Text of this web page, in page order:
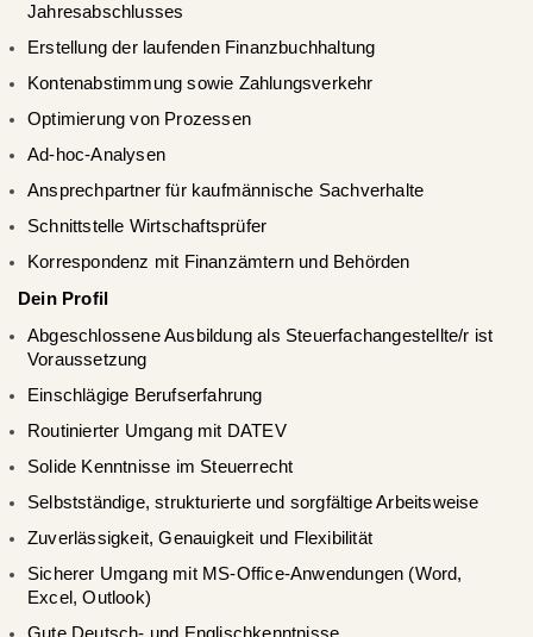
Jahresabschlusses
Erstellung der laufenden Finanzbuchhaltung
Kontenabstimmung sowie Zahlungsverkehr
Optimierung von Prozessen
Ad-hoc-Analysen
Ansprechpartner für kaufmännische Sachverhalte
Schnittstelle Wirtschaftsprüfer
Korrespondenz mit Finanzämtern und Behörden
Dein Profil
Abgeschlossene Ausbildung als Steuerfachangestellte/r ist
Voraussetzung
Einschlägige Berufserfahrung
Routinierter Umgang mit DATEV
Solide Kenntnisse im Steuerrecht
Selbstständige, strukturierte und sorgfältige Arbeitsweise
Zuverlässigkeit, Genauigkeit und Flexibilität
Sicherer Umgang mit MS-Office-Anwendungen (Word,
Excel, Outlook)